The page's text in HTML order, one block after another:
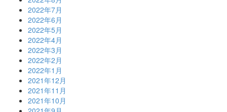
2022年7月
2022年6月
2022年5月
2022年4月
2022年3月
2022年2月
2022年1月
2021年12月
2021年11月
2021年10月